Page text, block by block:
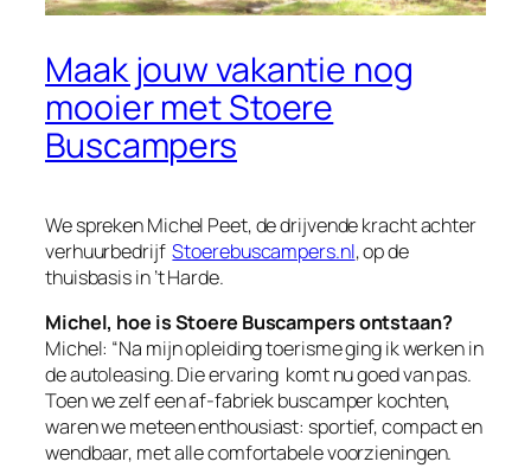
Maak jouw vakantie nog
mooier met Stoere
Buscampers
We spreken Michel Peet, de drijvende kracht achter
verhuurbedrijf Stoerebuscampers.nl, op de
thuisbasis in ’t Harde.
Michel, hoe is Stoere Buscampers ontstaan?
Michel: “Na mijn opleiding toerisme ging ik werken in
de autoleasing. Die ervaring komt nu goed van pas.
Toen we zelf een af-fabriek buscamper kochten,
waren we meteen enthousiast: sportief, compact en
wendbaar, met alle comfortabele voorzieningen.